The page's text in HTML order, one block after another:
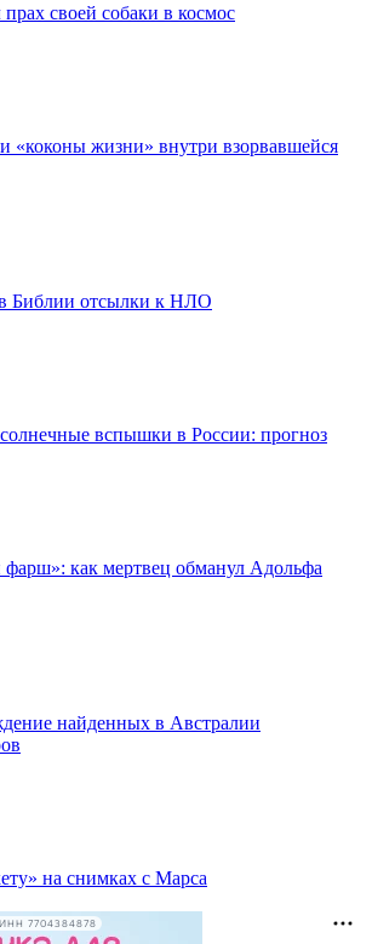
своей собаки в космос
«коконы жизни» внутри взорвавшейся
Библии отсылки к НЛО
вспышки в России: прогноз
как мертвец обманул Адольфа
найденных в Австралии
на снимках с Марса
7704384878